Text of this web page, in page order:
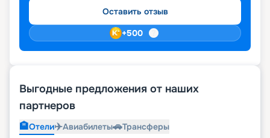
Оставить отзыв
+500
Выгодные предложения от наших
партнеров
🏨Отели✈️Авиабилеты🚗Трансферы